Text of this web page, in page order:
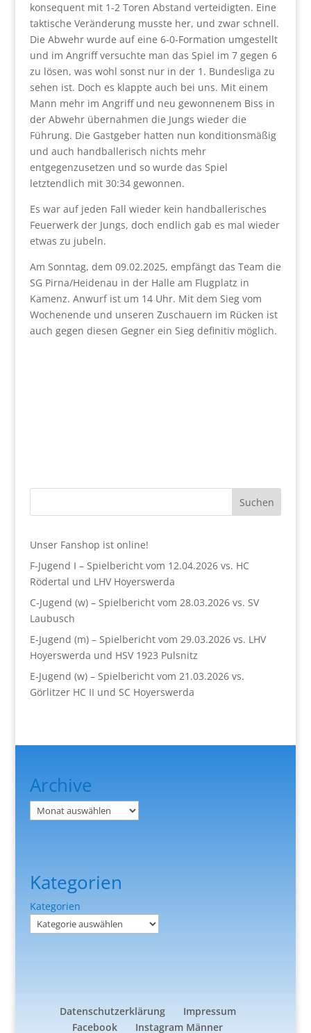
konsequent mit 1-2 Toren Abstand verteidigten. Eine
taktische Veränderung musste her, und zwar schnell.
Die Abwehr wurde auf eine 6-0-Formation umgestellt
und im Angriff versuchte man das Spiel im 7 gegen 6
zu lösen, was wohl sonst nur in der 1. Bundesliga zu
sehen ist. Doch es klappte auch bei uns. Mit einem
Mann mehr im Angriff und neu gewonnenem Biss in
der Abwehr übernahmen die Jungs wieder die
Führung. Die Gastgeber hatten nun konditionsmäßig
und auch handballerisch nichts mehr
entgegenzusetzen und so wurde das Spiel
letztendlich mit 30:34 gewonnen.
Es war auf jeden Fall wieder kein handballerisches
Feuerwerk der Jungs, doch endlich gab es mal wieder
etwas zu jubeln.
Am Sonntag, dem 09.02.2025, empfängt das Team die
SG Pirna/Heidenau in der Halle am Flugplatz in
Kamenz. Anwurf ist um 14 Uhr. Mit dem Sieg vom
Wochenende und unseren Zuschauern im Rücken ist
auch gegen diesen Gegner ein Sieg definitiv möglich.
Suchen
Unser Fanshop ist online!
F-Jugend I – Spielbericht vom 12.04.2026 vs. HC
Rödertal und LHV Hoyerswerda
C-Jugend (w) – Spielbericht vom 28.03.2026 vs. SV
Laubusch
E-Jugend (m) – Spielbericht vom 29.03.2026 vs. LHV
Hoyerswerda und HSV 1923 Pulsnitz
E-Jugend (w) – Spielbericht vom 21.03.2026 vs.
Görlitzer HC II und SC Hoyerswerda
Archive
Archiv
Kategorien
Kategorien
Datenschutzerklärung
Impressum
Facebook
Instagram Männer